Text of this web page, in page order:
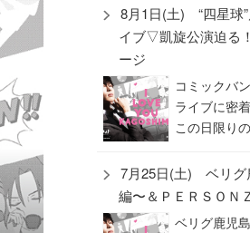
8月1日(土) “四星球
イブ▽凱旋公演迫る
ージ
コミックバ
ライブに密
この日限り
7月25日(土) ベリグ
編〜＆ＰＥＲＳＯＮ
ベリグ鹿児